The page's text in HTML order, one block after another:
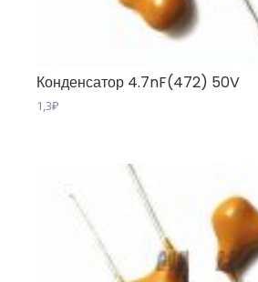
Конденсатор 4.7nF(472) 50V
1,3₽